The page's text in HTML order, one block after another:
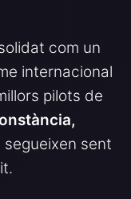
com un
internacional
pilots de
segueixen sent